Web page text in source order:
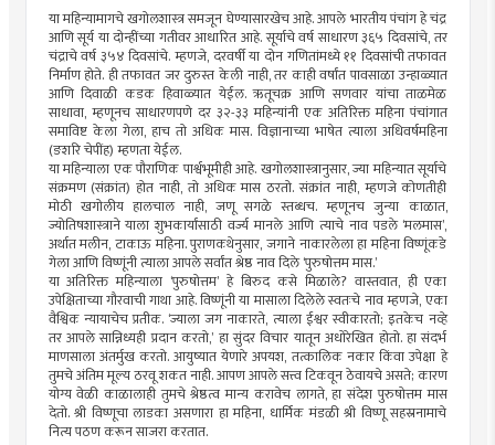
या महिन्यामागचे खगोलशास्त्र समजून घेण्यासारखेच आहे. आपले भारतीय पंचांग हे चंद्र
आणि सूर्य या दोन्हींच्या गतीवर आधारित आहे. सूर्याचे वर्ष साधारण ३६५ दिवसांचे, तर
चंद्राचे वर्ष ३५४ दिवसांचे. म्हणजे, दरवर्षी या दोन गणितांमध्ये ११ दिवसांची तफावत
निर्माण होते. ही तफावत जर दुरुस्त केली नाही, तर काही वर्षांत पावसाळा उन्हाळ्यात
आणि दिवाळी कडक हिवाळ्यात येईल. ऋतूचक्र आणि सणवार यांचा ताळमेळ
साधावा, म्हणूनच साधारणपणे दर ३२-३३ महिन्यांनी एक अतिरिक्त महिना पंचांगात
समाविष्ट केला गेला, हाच तो अधिक मास. विज्ञानाच्या भाषेत त्याला अधिवर्षमहिना
(ङशरि चेपींह) म्हणता येईल.
या महिन्याला एक पौराणिक पार्श्वभूमीही आहे. खगोलशास्त्रानुसार, ज्या महिन्यात सूर्याचे
संक्रमण (संक्रांत) होत नाही, तो अधिक मास ठरतो. संक्रांत नाही, म्हणजे कोणतीही
मोठी खगोलीय हालचाल नाही, जणू सगळे स्तब्धच. म्हणूनच जुन्या काळात,
ज्योतिषशास्त्राने याला शुभकार्यांसाठी वर्ज्य मानले आणि त्याचे नाव पडले ‘मलमास’,
अर्थात मलीन, टाकाऊ महिना. पुराणकथेनुसार, जगाने नाकारलेला हा महिना विष्णूंकडे
गेला आणि विष्णूंनी त्याला आपले सर्वांत श्रेष्ठ नाव दिले ‘पुरुषोत्तम मास.’
या अतिरिक्त महिन्याला ‘पुरुषोत्तम’ हे बिरुद कसे मिळाले? वास्तवात, ही एका
उपेक्षिताच्या गौरवाची गाथा आहे. विष्णूंनी या मासाला दिलेले स्वतःचे नाव म्हणजे, एका
वैश्विक न्यायाचेच प्रतीक. ‘ज्याला जग नाकारते, त्याला ईश्वर स्वीकारतो; इतकेच नव्हे
तर आपले सान्निध्यही प्रदान करतो,’ हा सुंदर विचार यातून अधोरेखित होतो. हा संदर्भ
माणसाला अंतर्मुख करतो. आयुष्यात येणारे अपयश, तत्कालिक नकार किंवा उपेक्षा हे
तुमचे अंतिम मूल्य ठरवू शकत नाही. आपण आपले सत्त्व टिकवून ठेवायचे असते; कारण
योग्य वेळी काळालाही तुमचे श्रेष्ठत्व मान्य करावेच लागते, हा संदेश पुरुषोत्तम मास
देतो. श्री विष्णूचा लाडका असणारा हा महिना, धार्मिक मंडळी श्री विष्णू सहस्रनामाचे
नित्य पठण करून साजरा करतात.